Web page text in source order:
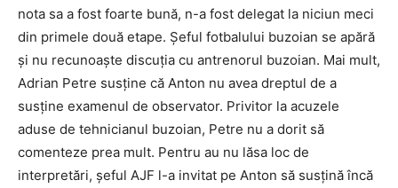
nota sa a fost foarte bună, n-a fost delegat la niciun meci
din primele două etape. Şeful fotbalului buzoian se apără
şi nu recunoaşte discuţia cu antrenorul buzoian. Mai mult,
Adrian Petre susține că Anton nu avea dreptul de a
susţine examenul de observator. Privitor la acuzele
aduse de tehnicianul buzoian, Petre nu a dorit să
comenteze prea mult. Pentru au nu lăsa loc de
interpretări, șeful AJF l-a invitat pe Anton să susțină încă